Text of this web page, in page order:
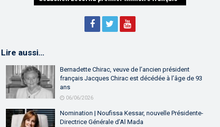
Lire aussi…
Bernadette Chirac, veuve de l’ancien président
français Jacques Chirac est décédée à l’âge de 93
ans
06/06/2026
Nomination | Noufissa Kessar, nouvelle Présidente-
Directrice Générale d’Al Mada